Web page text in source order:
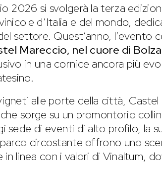
2026 si svolgerà la terza
d’Italia e del mondo,
settore. Quest’anno, l’evento
Mareccio, nel cuore di
in una cornice ancora più
alle porte della città,
sorge su un promontorio
sede di eventi di alto profilo, la
circostante offrono uno
linea con i valori di Vinaltum,